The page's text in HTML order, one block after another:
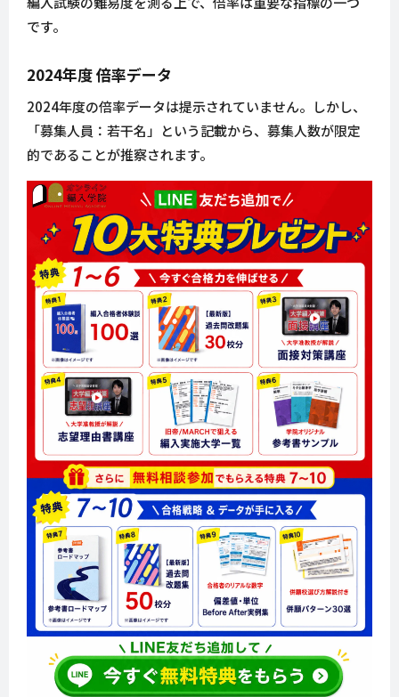
です。
2024年度 倍率データ
2024年度の倍率データは提示されていません。しかし、
「募集人員：若干名」という記載から、募集人数が限定
的であることが推察されます。